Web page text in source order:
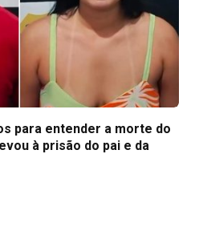
para entender a morte do
à prisão do pai e da